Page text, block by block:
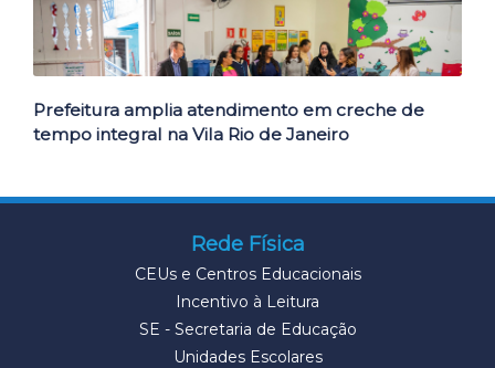
Prefeitura amplia atendimento em creche de
tempo integral na Vila Rio de Janeiro
Rede Física
CEUs e Centros Educacionais
Incentivo à Leitura
SE - Secretaria de Educação
Unidades Escolares